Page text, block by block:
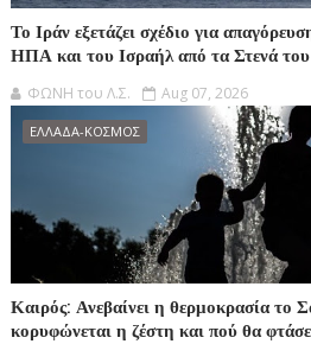
Το Ιράν εξετάζει σχέδιο για
ΗΠΑ και του Ισραήλ από τα Στενά
ΦΩΝΗ του Λ.Σ. Aug 07, 2026
ΕΛΛΑΔΑ-ΚΟΣΜΟΣ
Καιρός: Ανεβαίνει η θερμοκρασία το
κορυφώνεται η ζέστη και πού θα